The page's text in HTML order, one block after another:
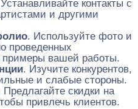
контакты с
и другими
. Используйте фото и
проведенных
примеры вашей работы.
. Изучите конкурентов,
и слабые стороны.
Предлагайте скидки на
привлечь клиентов.